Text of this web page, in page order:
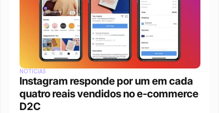
NOTÍCIAS
Instagram responde por um em cada
quatro reais vendidos no e-commerce
D2C